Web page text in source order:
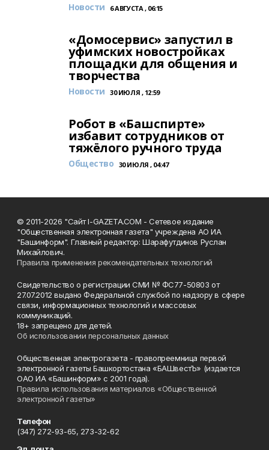
Новости 6 АВГУСТА , 06:15
«Домосервис» запустил в
уфимских новостройках
площадки для общения и
творчества
Новости 30 ИЮЛЯ , 12:59
Робот в «Башспирте»
избавит сотрудников от
тяжёлого ручного труда
Общество 30 ИЮЛЯ , 04:47
© 2011-2026 "Сайт I-GAZETA.COM - Сетевое издание
"Общественная электронная газета" учреждена АО ИА
"Башинформ". Главный редактор: Шарафутдинов Руслан
Михайлович.
Правила применения рекомендательных технологий
Свидетельство о регистрации СМИ № ФС77-50803 от
27.07.2012 выдано Федеральной службой по надзору в сфере
связи, информационных технологий и массовых
коммуникаций.
18+ запрещено для детей.
Об использовании персональных данных
Общественная электрогазета - правопреемница первой
электронной газеты Башкортостана «БАШвестЪ» (издается
ОАО ИА «Башинформ» с 2001 года).
Правила использования материалов «Общественной
электронной газеты»
Телефон
(347) 272-93-65, 273-32-62